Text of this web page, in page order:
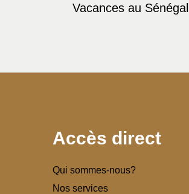
Vacances au Sénégal
Accès direct
Qui sommes-nous?
Nos services